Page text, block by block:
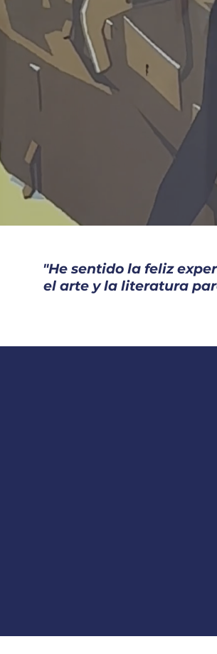
"He sentido la feliz
el arte y la literatura